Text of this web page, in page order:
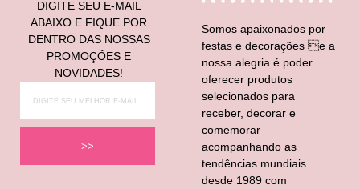
DIGITE SEU E-MAIL
ABAIXO E FIQUE POR
DENTRO DAS NOSSAS
PROMOÇÕES E
NOVIDADES!
>>
Somos apaixonados por
festas e decorações e a
nossa alegria é poder
oferecer produtos
selecionados para
receber, decorar e
comemorar
acompanhando as
tendências mundiais
desde 1989 com